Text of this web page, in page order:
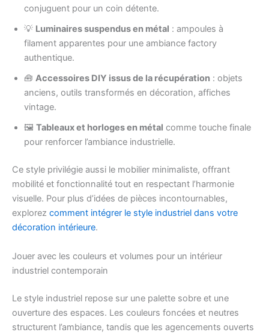
conjuguent pour un coin détente.
💡 Luminaires suspendus en métal : ampoules à
filament apparentes pour une ambiance factory
authentique.
🧰 Accessoires DIY issus de la récupération : objets
anciens, outils transformés en décoration, affiches
vintage.
🖼️ Tableaux et horloges en métal comme touche finale
pour renforcer l’ambiance industrielle.
Ce style privilégie aussi le mobilier minimaliste, offrant
mobilité et fonctionnalité tout en respectant l’harmonie
visuelle. Pour plus d’idées de pièces incontournables,
explorez comment intégrer le style industriel dans votre
décoration intérieure.
Jouer avec les couleurs et volumes pour un intérieur
industriel contemporain
Le style industriel repose sur une palette sobre et une
ouverture des espaces. Les couleurs foncées et neutres
structurent l’ambiance, tandis que les agencements ouverts